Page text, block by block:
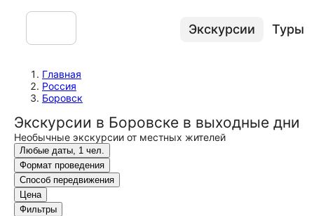
Экскурсии Туры
Главная
Россия
Боровск
Экскурсии в Боровске в выходные дни
Необычные экскурсии от местных жителей
Любые даты, 1 чел.
Формат проведения
Способ передвижения
Цена
Фильтры